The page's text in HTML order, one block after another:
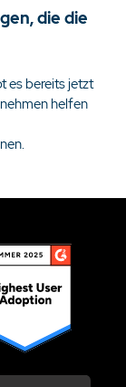
die die
es bereits jetzt
helfen